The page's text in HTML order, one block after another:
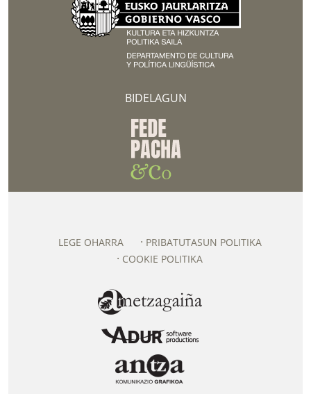
BIDELAGUN
LEGE OHARRA
PRIBATUTASUN POLITIKA
COOKIE POLITIKA